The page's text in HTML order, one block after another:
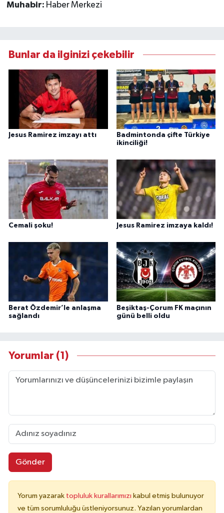
Muhabir: Haber Merkezi
Bunlar da ilginizi çekebilir
Jesus Ramirez imzayı attı
Badmintonda çifte Türkiye
ikinciliği!
Cemali şoku! Jesus Ramirez imzaya kaldı!
Berat Özdemir’le anlaşma
sağlandı
Beşiktaş-Çorum FK maçının
günü belli oldu
Yorumlar (1)
Gönder
Yorum yazarak topluluk kurallarımızı kabul etmiş bulunuyor
ve tüm sorumluluğu üstleniyorsunuz. Yazılan yorumlardan